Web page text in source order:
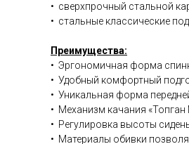
• сверхпрочный стальной
• стальные классические
Преимущества:
• Эргономичная форма
• Удобный комфортный
• Уникальная форма
• Механизм качания
• Регулировка высоты
• Материалы обивки